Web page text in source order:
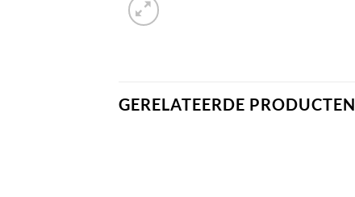
GERELATEERDE PRODUCTEN